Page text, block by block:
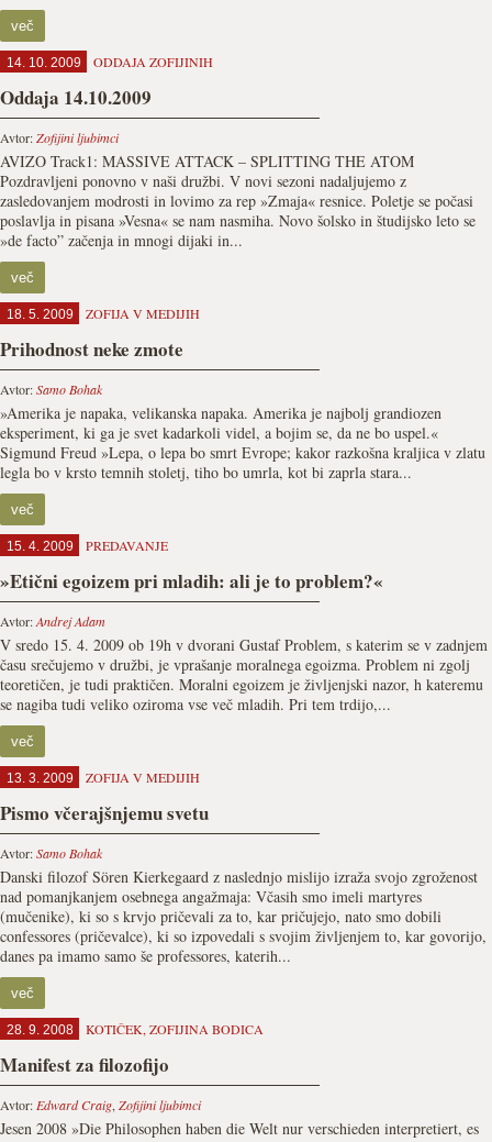
več
14. 10. 2009 ODDAJA ZOFIJINIH
Oddaja 14.10.2009
Avtor:Zofijini ljubimci
AVIZO Track1: MASSIVE ATTACK – SPLITTING THE ATOM
Pozdravljeni ponovno v naši družbi. V novi sezoni nadaljujemo z
zasledovanjem modrosti in lovimo za rep »Zmaja« resnice. Poletje se počasi
poslavlja in pisana »Vesna« se nam nasmiha. Novo šolsko in študijsko leto se
»de facto” začenja in mnogi dijaki in...
več
18. 5. 2009 ZOFIJA V MEDIJIH
Prihodnost neke zmote
Avtor:Samo Bohak
»Amerika je napaka, velikanska napaka. Amerika je najbolj grandiozen
eksperiment, ki ga je svet kadarkoli videl, a bojim se, da ne bo uspel.«
Sigmund Freud »Lepa, o lepa bo smrt Evrope; kakor razkošna kraljica v zlatu
legla bo v krsto temnih stoletj, tiho bo umrla, kot bi zaprla stara...
več
15. 4. 2009 PREDAVANJE
»Etični egoizem pri mladih: ali je to problem?«
Avtor:Andrej Adam
V sredo 15. 4. 2009 ob 19h v dvorani Gustaf Problem, s katerim se v zadnjem
času srečujemo v družbi, je vprašanje moralnega egoizma. Problem ni zgolj
teoretičen, je tudi praktičen. Moralni egoizem je življenjski nazor, h kateremu
se nagiba tudi veliko oziroma vse več mladih. Pri tem trdijo,...
več
13. 3. 2009 ZOFIJA V MEDIJIH
Pismo včerajšnjemu svetu
Avtor:Samo Bohak
Danski filozof Sören Kierkegaard z naslednjo mislijo izraža svojo zgroženost
nad pomanjkanjem osebnega angažmaja: Včasih smo imeli martyres
(mučenike), ki so s krvjo pričevali za to, kar pričujejo, nato smo dobili
confessores (pričevalce), ki so izpovedali s svojim življenjem to, kar govorijo,
danes pa imamo samo še professores, katerih...
več
28. 9. 2008 KOTIČEK, ZOFIJINA BODICA
Manifest za filozofijo
Avtor: Edward Craig, Zofijini ljubimci
Jesen 2008 »Die Philosophen haben die Welt nur verschieden interpretiert, es